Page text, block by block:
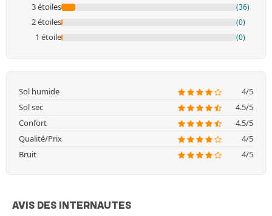
3 étoiles (36)
2 étoiles (0)
1 étoile (0)
Sol humide
4/5
Sol sec
4.5/5
Confort
4.5/5
Qualité/Prix
4/5
Bruit
4/5
AVIS DES INTERNAUTES